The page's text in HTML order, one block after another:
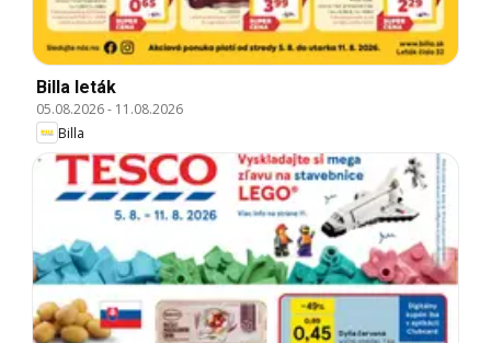
Billa leták
05.08.2026- 11.08.2026
Billa